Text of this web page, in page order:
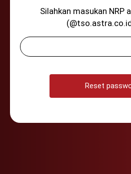
Silahkan masukan NRP